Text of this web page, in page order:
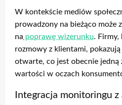
W kontekście mediów
prowadzony na bieżąco może
na poprawę wizerunku. Firmy,
rozmowy z klientami,
otwarte, co jest obecnie jedną
wartości w oczach
Integracja monitoringu